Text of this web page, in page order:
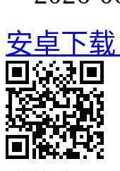
安卓下载